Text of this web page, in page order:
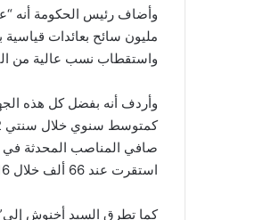
واستقطاب نسب عالية من
استقرت عند 66 ألف خلال 2016-2021”.
كما تطرق السيد أخنوش